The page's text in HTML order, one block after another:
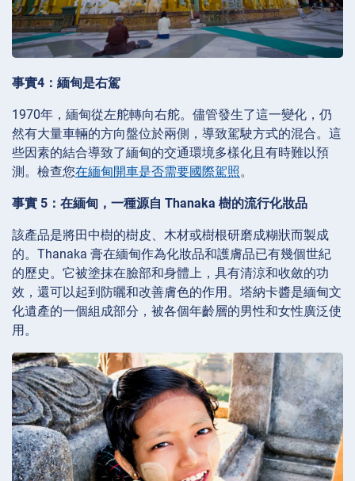
事實4：緬甸是右駕
1970年，緬甸從左舵轉向右舵。儘管發生了這一變化，仍
然有大量車輛的方向盤位於兩側，導致駕駛方式的混合。這
些因素的結合導致了緬甸的交通環境多樣化且有時難以預
測。檢查您在緬甸開車是否需要國際駕照。
事實 5：在緬甸，一種源自 Thanaka 樹的流行化妝品
該產品是將田中樹的樹皮、木材或樹根研磨成糊狀而製成
的。Thanaka 膏在緬甸作為化妝品和護膚品已有幾個世紀
的歷史。它被塗抹在臉部和身體上，具有清涼和收斂的功
效，還可以起到防曬和改善膚色的作用。塔納卡醬是緬甸文
化遺產的一個組成部分，被各個年齡層的男性和女性廣泛使
用。